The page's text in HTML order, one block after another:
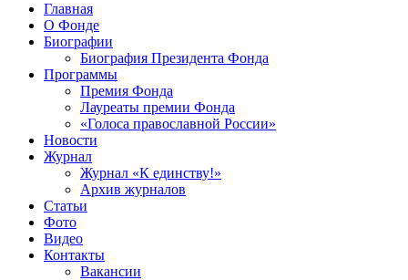
Главная
О Фонде
Биографии
Биография Президента Фонда
Программы
Премия Фонда
Лауреаты премии Фонда
«Голоса православной России»
Новости
Журнал
Журнал «К единству!»
Архив журналов
Статьи
Фото
Видео
Контакты
Вакансии